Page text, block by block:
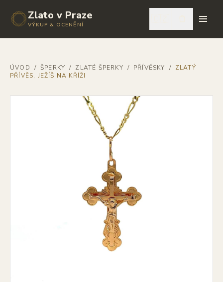
Zlato v Praze
VÝKUP & OCENĚNÍ
ÚVOD / ŠPERKY / ZLATÉ ŠPERKY / PŘÍVĚSKY / ZLATÝ
PŘÍVĚS, JEŽÍŠ NA KŘÍŽI